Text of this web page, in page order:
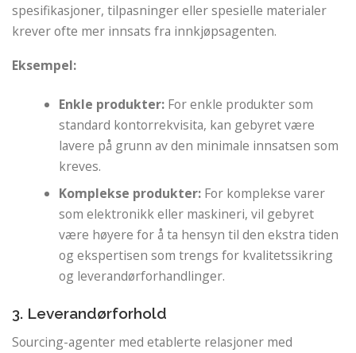
spesifikasjoner, tilpasninger eller spesielle materialer
krever ofte mer innsats fra innkjøpsagenten.
Eksempel:
Enkle produkter: For enkle produkter som
standard kontorrekvisita, kan gebyret være
lavere på grunn av den minimale innsatsen som
kreves.
Komplekse produkter: For komplekse varer
som elektronikk eller maskineri, vil gebyret
være høyere for å ta hensyn til den ekstra tiden
og ekspertisen som trengs for kvalitetssikring
og leverandørforhandlinger.
3. Leverandørforhold
Sourcing-agenter med etablerte relasjoner med